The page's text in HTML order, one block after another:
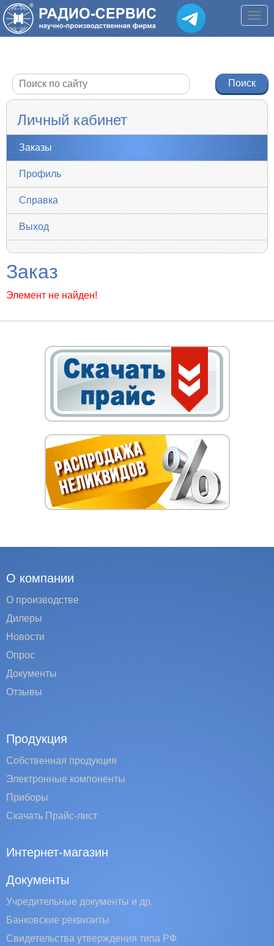
Личный кабинет
Заказы
Профиль
Справка
Выход
Заказ
Элемент не найден!
О компании
О производстве
Дилеры
Новости
Опрос
Документы
Отзывы
Продукция
Собственная продукция
Электронные компоненты
Приборы
Скачать Прайс-лист
Интернет-магазин
Документы
Учредительные документы и др.
Банковские реквизиты
Свидетельства утверждения типа РФ